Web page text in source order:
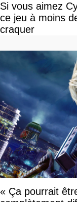
Si vous aimez
ce jeu à moins
craquer
« Ça pourrait